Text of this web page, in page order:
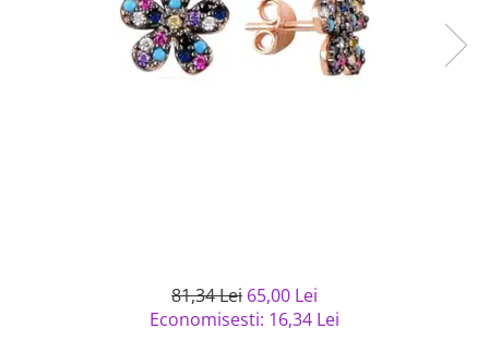
semipretioase
Bijuterii argint placat cu aur
Bijuterii de Lux
Bijuterii gotice si rock
Solutii si lavete de curatare
81,34 Lei 65,00 Lei
Economisesti: 16,34 Lei